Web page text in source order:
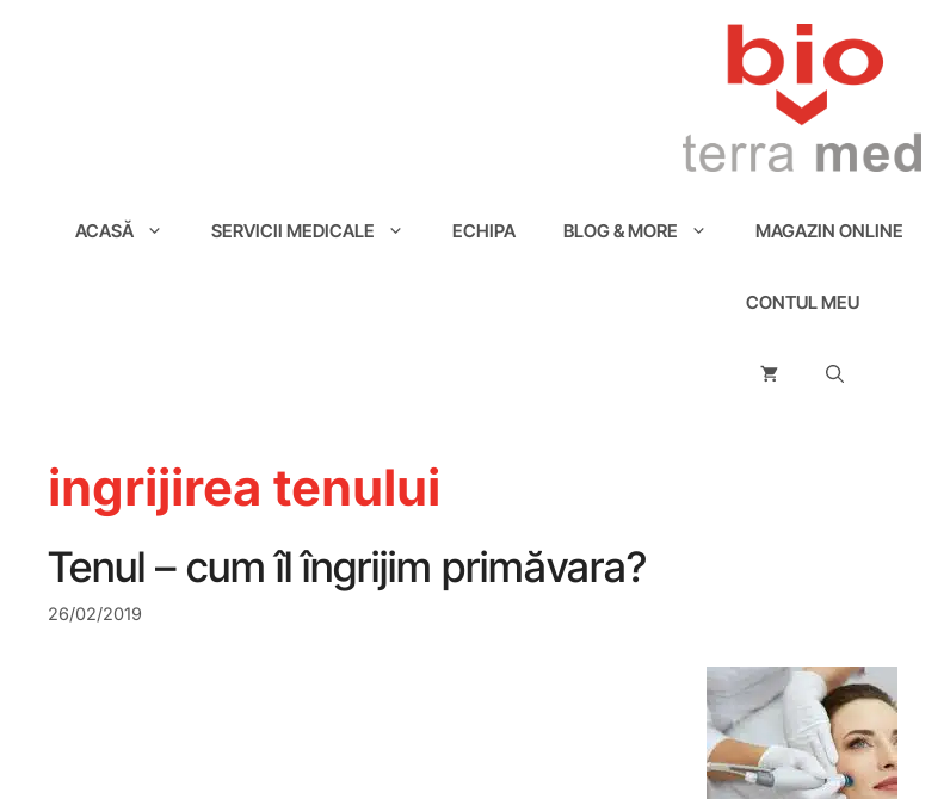
ACASĂ SERVICII MEDICALE ECHIPA BLOG & MORE MAGAZIN ONLINE
CONTUL MEU
ingrijirea tenului
Tenul – cum îl îngrijim primăvara?
26/02/2019